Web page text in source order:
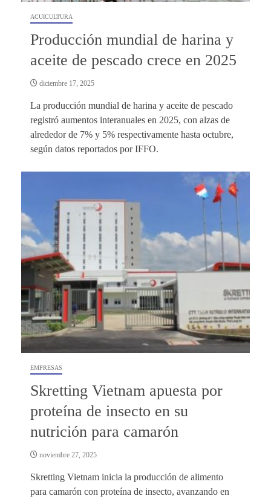
ACUICULTURA
Producción mundial de harina y
aceite de pescado crece en 2025
diciembre 17, 2025
La producción mundial de harina y aceite de pescado
registró aumentos interanuales en 2025, con alzas de
alrededor de 7% y 5% respectivamente hasta octubre,
según datos reportados por IFFO.
EMPRESAS
Skretting Vietnam apuesta por
proteína de insecto en su
nutrición para camarón
noviembre 27, 2025
Skretting Vietnam inicia la producción de alimento
para camarón con proteína de insecto, avanzando en